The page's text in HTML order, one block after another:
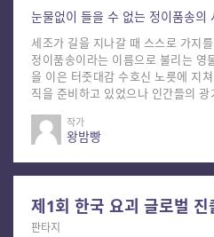
이루빈이라는 캐릭터가 갖고 있는 묘
불러일으켜 다음 편을 읽게 만드는
걸이를 하지 말라고 하는 얘기라든
처가 생기는 등의 독특한 설정이 앞
가 기대된다. ※ 본작은 제9회 황금드래곤 문학상 예심 및 출판 계약
약 등의 제안이 있을 경우, 브릿G의
시오. 별도의 작품 검토 등을 거쳐 회
눈물없이 들을 수 없는 정이품송의
세조가 길을 지나갈 때 스스로 가지
정이품송이라는 이름으로 불리는 영
을 이은 터줏대감 수호신 노릇에 지
직을 준비하고 있었으나 인간들의
한사코 퇴근하지 못하는 직장목(木)
펼쳐진다. 소설의 주인공인 정이품송은, 보은 속리 소재의 실존인물,
아니 실존 나무다. 실제로 강풍으로
되기도 하고 1980년대 솔잎혹파리
후계목을 양성하기 위해 여러 소나
인송과의 후계목 생성 작업(?)이 실
한 소나무와의 미인송과 후계를 보기
작가
왕밤빵
판타지